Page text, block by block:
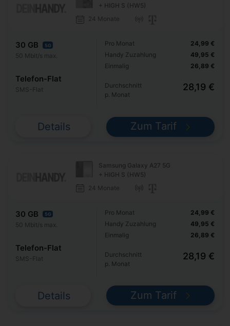
+ HIGH S (HW5)
24 Monate
30 GB 5G
50 Mbit/s max.
Telefon-Flat
SMS-Flat
Pro Monat
Handy Zuzahlung
Einmalig
24,99 €
49,95 €
26,89 €
Durchschnitt
p. Monat
28,19 €
Details Zum Tarif
Samsung Galaxy A27 5G
+ HIGH S (HW5)
24 Monate
30 GB 5G
50 Mbit/s max.
Telefon-Flat
SMS-Flat
Pro Monat
Handy Zuzahlung
Einmalig
24,99 €
49,95 €
26,89 €
Durchschnitt
p. Monat
28,19 €
Details Zum Tarif